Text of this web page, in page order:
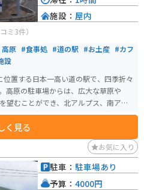
コミ3件）
原 #食事処 #道の駅 #お土産 #カフ
設
置する日本一高い道の駅で、四季折々
高原の駐車場からは、広大な草原や
望むことができ、北アルプス、南アル
ラマが広がります。夏には放牧の牛や
を楽しめ、避暑地としても人気です。
トランや広い売店、展望テラスもあ
ます。アクセスは岡谷市の長野道岡谷IC
約1時間。バイクでも通行可能です
は通行止めとなるため注意が必要です。
く見る
施設： 屋内
お気に入り
駐車： 駐車場あり
予算： 4000円